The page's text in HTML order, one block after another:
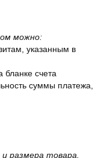
можно:
указанным в
бланке счета
суммы платежа,
размера товара.